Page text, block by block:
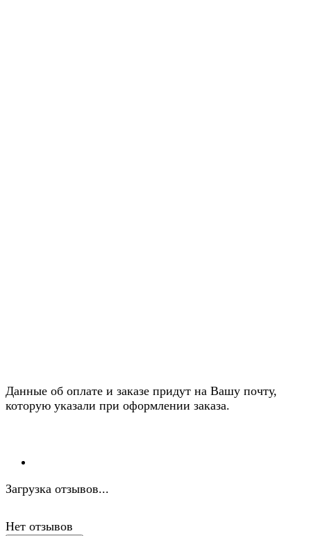
Данные об оплате и заказе придут на Вашу почту,
которую указали при оформлении заказа.
Загрузка отзывов...
Нет отзывов